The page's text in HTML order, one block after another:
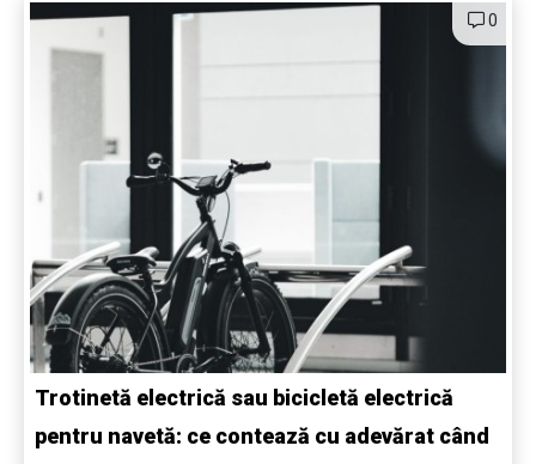
0
Trotinetă electrică sau bicicletă electrică
pentru navetă: ce contează cu adevărat când